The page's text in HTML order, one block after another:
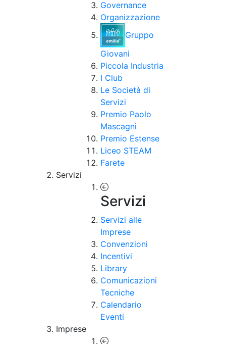
Governance
Organizzazione
Gruppo
Giovani
Piccola Industria
I Club
Le Società di
Servizi
Premio Paolo
Mascagni
Premio Estense
Liceo STEAM
Farete
Servizi
Servizi
Servizi alle
Imprese
Convenzioni
Incentivi
Library
Comunicazioni
Tecniche
Calendario
Eventi
Imprese